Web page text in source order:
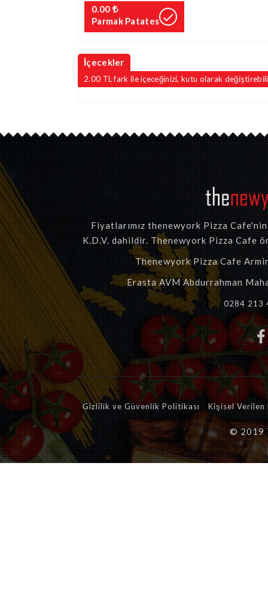
0.00
Parmak Patates
İçecekler
2.00 TL fark ile içeceğinizi, kutu olarak
Fiyatlarımız thenewyork Pizza
K.D.V. dahildir. Thenewyork Pizza Cafe
Thenewyork Pizza Cafe
Erasta AVM Abdurrahman
0284 213
Gizlilik ve Güvenlik Politikası Kişisel Verilen
© 2019